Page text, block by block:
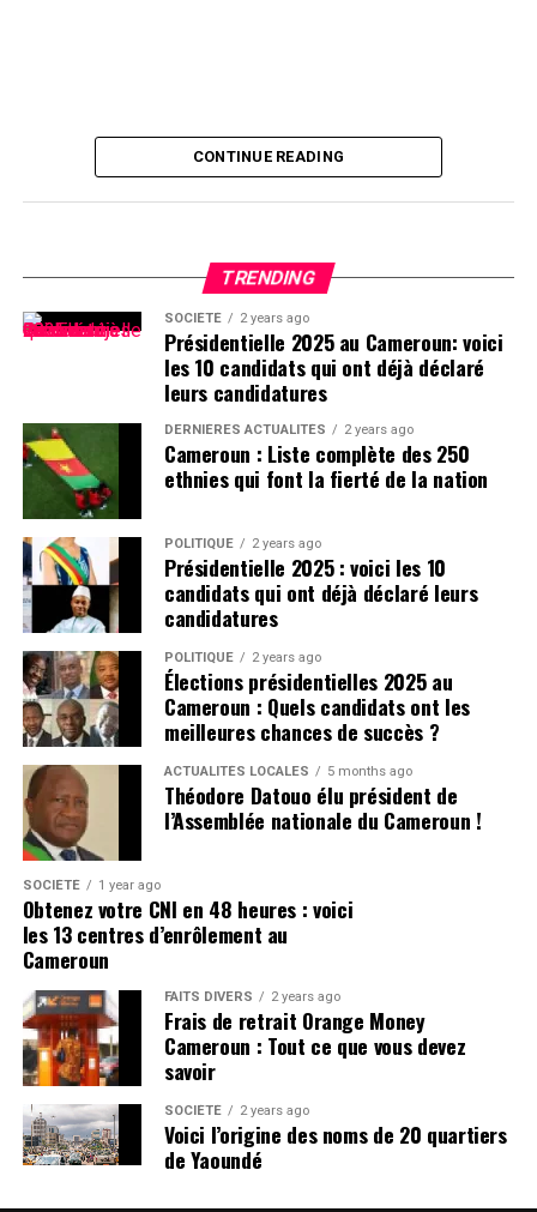
CONTINUE READING
TRENDING
SOCIÉTÉ 2 years ago
Présidentielle 2025 au Cameroun: voici
les 10 candidats qui ont déjà déclaré
leurs candidatures
DERNIÈRES ACTUALITÉS 2 years ago
Cameroun : Liste complète des 250
ethnies qui font la fierté de la nation
POLITIQUE 2 years ago
Présidentielle 2025 : voici les 10
candidats qui ont déjà déclaré leurs
candidatures
POLITIQUE 2 years ago
Élections présidentielles 2025 au
Cameroun : Quels candidats ont les
meilleures chances de succès ?
ACTUALITÉS LOCALES 5 months ago
Théodore Datouo élu président de
l’Assemblée nationale du Cameroun !
SOCIÉTÉ 1 year ago
Obtenez votre CNI en 48 heures : voici
les 13 centres d’enrôlement au
Cameroun
FAITS DIVERS 2 years ago
Frais de retrait Orange Money
Cameroun : Tout ce que vous devez
savoir
SOCIÉTÉ 2 years ago
Voici l’origine des noms de 20 quartiers
de Yaoundé